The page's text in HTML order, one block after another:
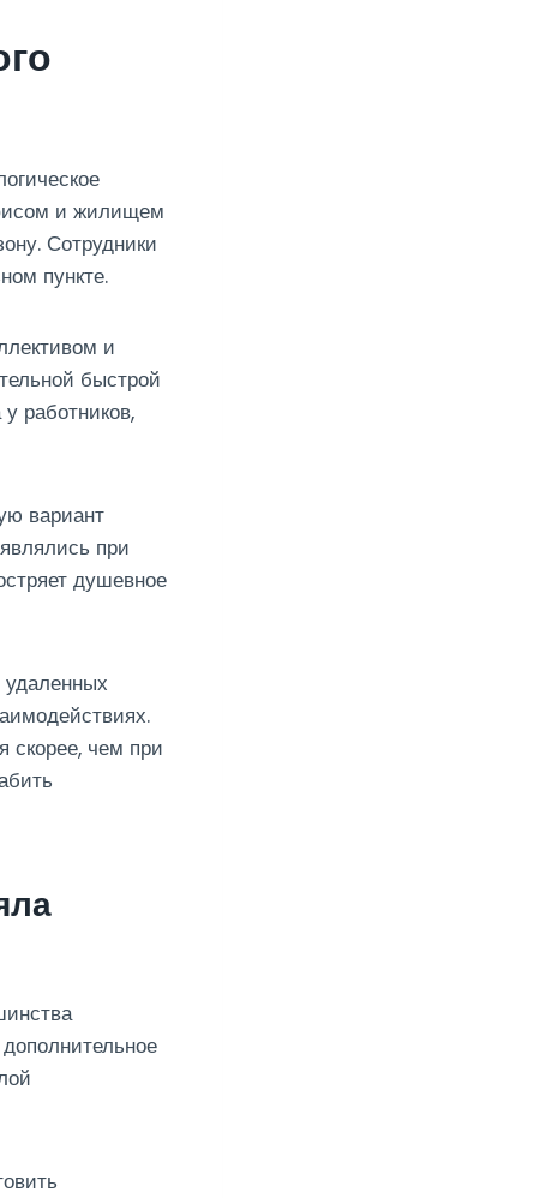
и жилищем
Сотрудники
пункте.
и
быстрой
работников,
вариант
при
душевное
скорее, чем при